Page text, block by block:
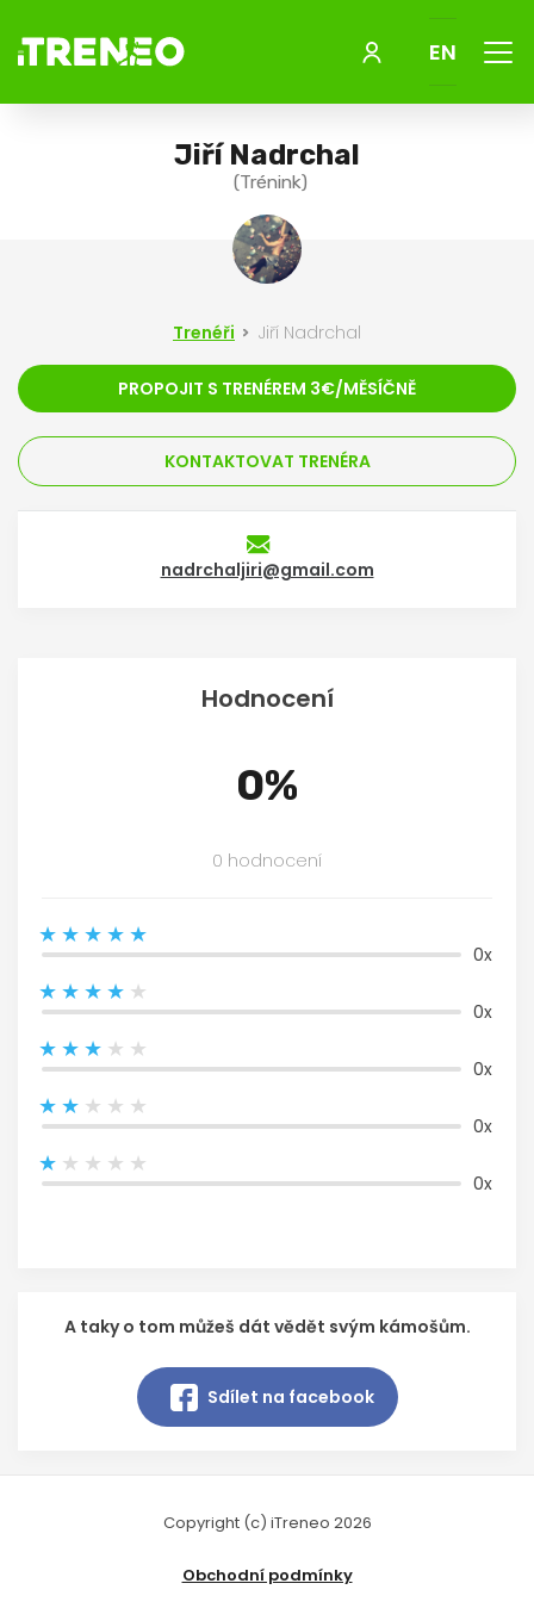
EN Menu
Jiří Nadrchal
(Trénink)
Trenéři Jiří Nadrchal
PROPOJIT S TRENÉREM 3€/MĚSÍČNĚ
KONTAKTOVAT TRENÉRA
nadrchaljiri@gmail.com
Hodnocení
0%
0 hodnocení
0x
0x
0x
0x
0x
A taky o tom můžeš dát vědět svým kámošům.
Sdílet na facebook
Copyright (c) iTreneo 2026
Obchodní podmínky